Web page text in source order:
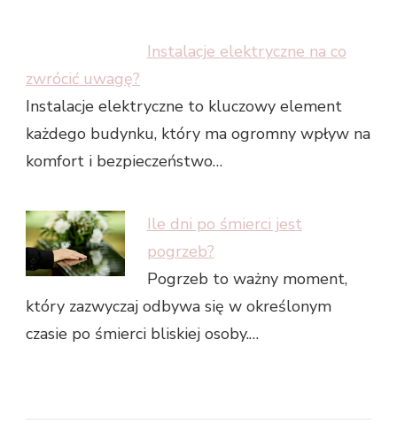
Instalacje elektryczne na co
zwrócić uwagę?
Instalacje elektryczne to kluczowy element
każdego budynku, który ma ogromny wpływ na
komfort i bezpieczeństwo…
Ile dni po śmierci jest
pogrzeb?
Pogrzeb to ważny moment,
który zazwyczaj odbywa się w określonym
czasie po śmierci bliskiej osoby.…